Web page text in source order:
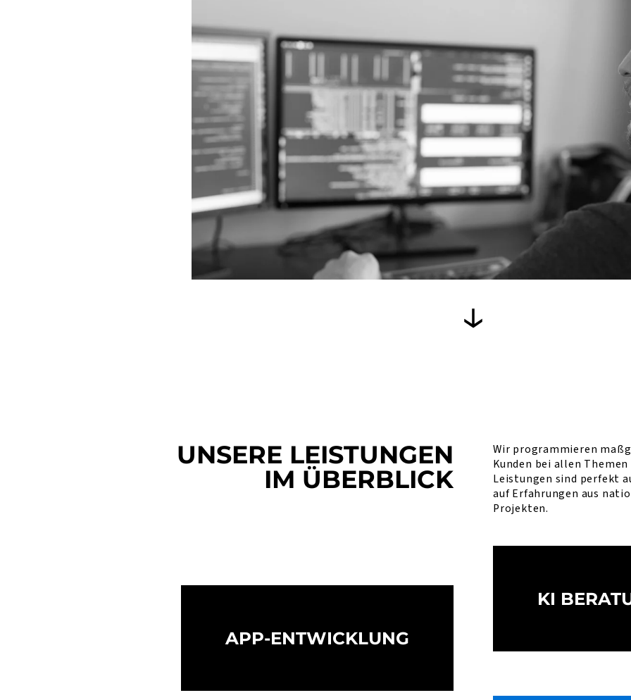
UNSERE LEISTUNGEN
IM ÜBERBLICK
Wir programmieren
Kunden bei allen
Leistungen sind perfekt
auf Erfahrungen aus
Projekten.
APP-ENTWICKLUNG
KI